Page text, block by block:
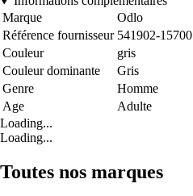
Marque
Odlo
Référence fournisseur 541902-15700
Couleur
gris
Couleur dominante
Gris
Genre
Homme
Age
Adulte
Loading...
Loading...
Toutes nos marques